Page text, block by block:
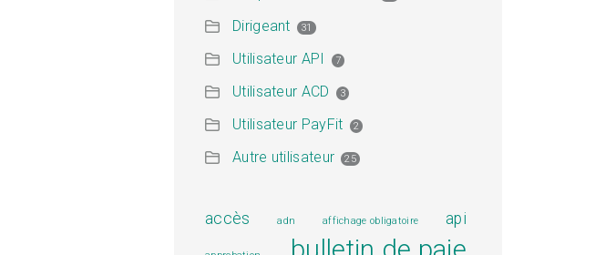
Dirigeant 31
Utilisateur API 7
Utilisateur ACD 3
Utilisateur PayFit 2
Autre utilisateur 25
accès adn affichage obligatoire api